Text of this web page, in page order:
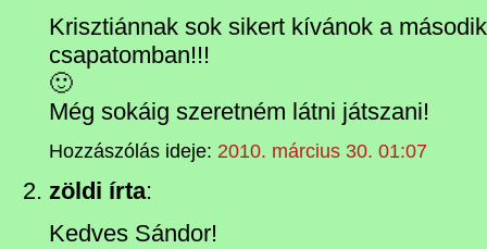
Krisztiánnak sok sikert kívánok a
csapatomban!!!
🙂
Még sokáig szeretném látni játszani!
Hozzászólás ideje: 2010. március 30. 01:07
zöldi írta:
Kedves Sándor!